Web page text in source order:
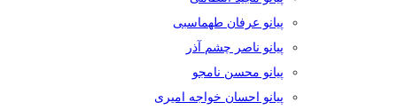
پیانو عرفان طهماسبی
پیانو ناصر چشم آذر
پیانو محسن نامجو
پیانو احسان خواجه امیری